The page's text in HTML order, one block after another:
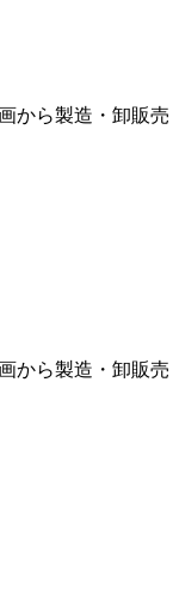
から製造・卸販売
から製造・卸販売